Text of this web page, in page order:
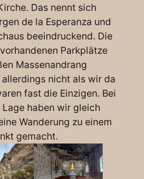
Das nennt sich
de la Esperanza und
beeindruckend. Die
Parkplätze
Massenandrang
allerdings nicht als wir da
fast die Einzigen. Bei
haben wir gleich
Wanderung zu einem
gemacht.